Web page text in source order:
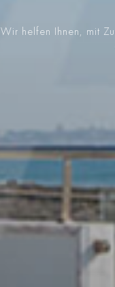
Wir helfen Ihnen, mit